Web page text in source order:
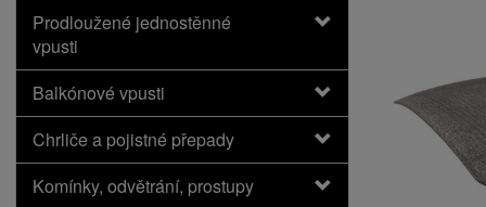
Prodloužené jednostěnné
vpusti
Balkónové vpusti
Chrliče a pojistné přepady
Komínky, odvětrání, prostupy